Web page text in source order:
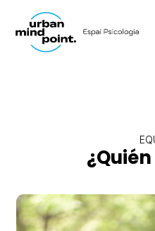
contenido